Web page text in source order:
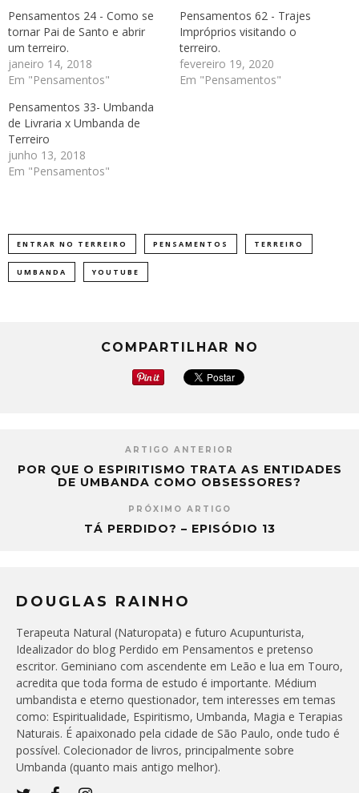
Pensamentos 24 - Como se
tornar Pai de Santo e abrir
um terreiro.
janeiro 14, 2018
Em "Pensamentos"
Pensamentos 62 - Trajes
Impróprios visitando o
terreiro.
fevereiro 19, 2020
Em "Pensamentos"
Pensamentos 33- Umbanda
de Livraria x Umbanda de
Terreiro
junho 13, 2018
Em "Pensamentos"
ENTRAR NO TERREIRO PENSAMENTOS TERREIRO
UMBANDA YOUTUBE
COMPARTILHAR NO
ARTIGO ANTERIOR
POR QUE O ESPIRITISMO TRATA AS ENTIDADES
DE UMBANDA COMO OBSESSORES?
PRÓXIMO ARTIGO
TÁ PERDIDO? – EPISÓDIO 13
DOUGLAS RAINHO
Terapeuta Natural (Naturopata) e futuro Acupunturista,
Idealizador do blog Perdido em Pensamentos e pretenso
escritor. Geminiano com ascendente em Leão e lua em Touro,
acredita que toda forma de estudo é importante. Médium
umbandista e eterno questionador, tem interesses em temas
como: Espiritualidade, Espiritismo, Umbanda, Magia e Terapias
Naturais. É apaixonado pela cidade de São Paulo, onde tudo é
possível. Colecionador de livros, principalmente sobre
Umbanda (quanto mais antigo melhor).